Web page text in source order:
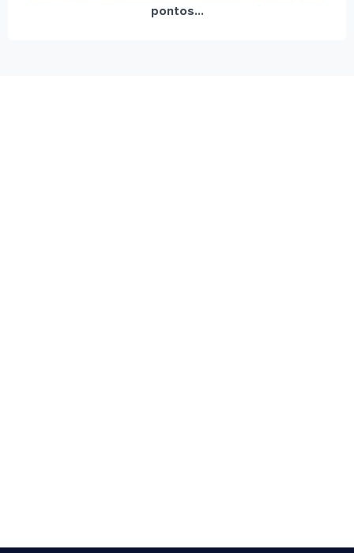
pontos...